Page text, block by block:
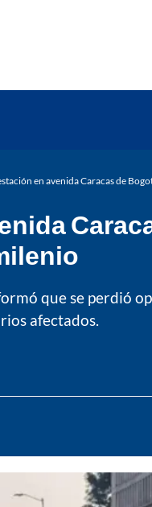
en avenida Caracas de
que se perdió
afectados.